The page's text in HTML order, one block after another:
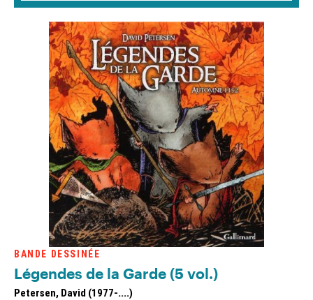
BANDE DESSINÉE
Légendes de la Garde (5 vol.)
Petersen, David (1977-....)